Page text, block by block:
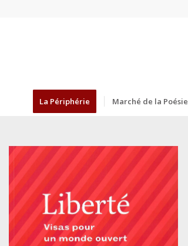
La Périphérie Marché de la Poésie